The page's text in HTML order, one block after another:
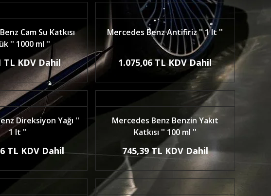
Cam Su Katkısı
'' 1000 ml ''
TL KDV Dahil
Mercedes Benz Antifiriz '' 1 lt ''
1.075,06 TL KDV Dahil
Direksiyon Yağı ''
1 lt ''
TL KDV Dahil
Mercedes Benz Benzin Yakıt
Katkısı '' 100 ml ''
745,39 TL KDV Dahil